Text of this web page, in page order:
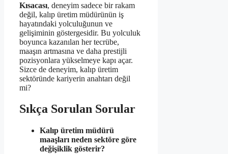
Kısacası, deneyim sadece bir rakam
değil, kalıp üretim müdürünün iş
hayatındaki yolculuğunun ve
gelişiminin göstergesidir. Bu yolculuk
boyunca kazanılan her tecrübe,
maaşın artmasına ve daha prestijli
pozisyonlara yükselmeye kapı açar.
Sizce de deneyim, kalıp üretim
sektöründe kariyerin anahtarı değil
mi?
Sıkça Sorulan Sorular
Kalıp üretim müdürü
maaşları neden sektöre göre
değişiklik gösterir?